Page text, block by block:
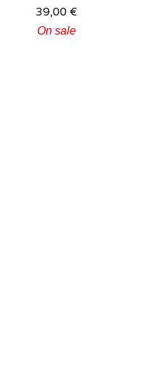
39,00 €
On sale